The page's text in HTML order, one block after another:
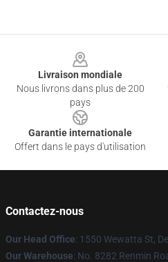
Livraison mondiale
Nous livrons dans plus de 200
pays
Garantie internationale
Offert dans le pays d'utilisation
Contactez-nous
Our Head Office: 1550 Wewatta St,
Our Warehouse: No. 8282 Renmin